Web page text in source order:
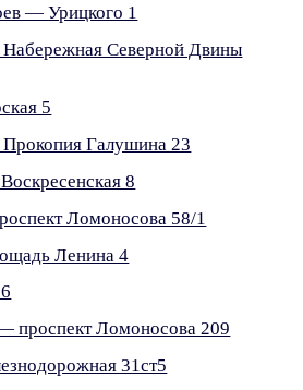
— Урицкого 1
Северной Двины
5
Галушина 23
8
Ломоносова 58/1
Ленина 4
проспект Ломоносова 209
31ст5